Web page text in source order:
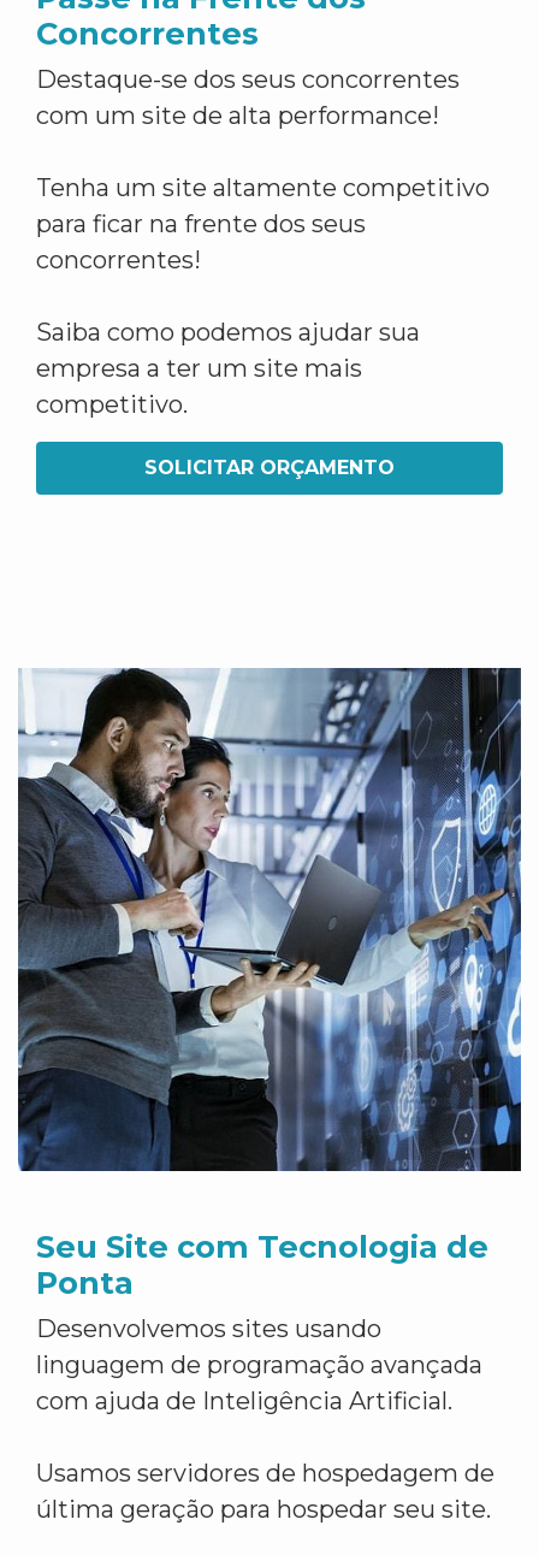
Concorrentes
Destaque-se dos seus concorrentes
com um site de alta performance!
Tenha um site altamente competitivo
para ficar na frente dos seus
concorrentes!
Saiba como podemos ajudar sua
empresa a ter um site mais
competitivo.
SOLICITAR ORÇAMENTO
Seu Site com Tecnologia de
Ponta
Desenvolvemos sites usando
linguagem de programação avançada
com ajuda de Inteligência Artificial.
Usamos servidores de hospedagem de
última geração para hospedar seu site.